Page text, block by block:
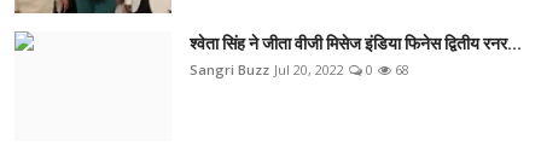
श्वेता सिंह ने जीता वीजी मिसेज इंडिया फिनेस द्वितीय रनर...
Sangri Buzz Jul 20, 2022 0 68